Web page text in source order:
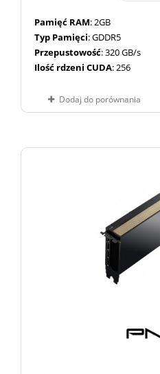
Pamięć RAM: 2GB
Typ Pamięci: GDDR5
Przepustowość: 320 GB/s
Ilość rdzeni CUDA: 256
Dodaj do porównania